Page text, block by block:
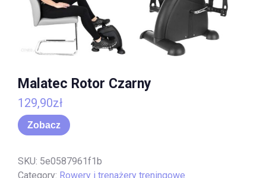
Malatec Rotor Czarny
129,90zł
Zobacz
SKU: 5e0587961f1b
Category: Rowery i trenażery treningowe